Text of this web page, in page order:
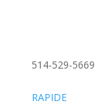
514-529-5669
RAPIDE